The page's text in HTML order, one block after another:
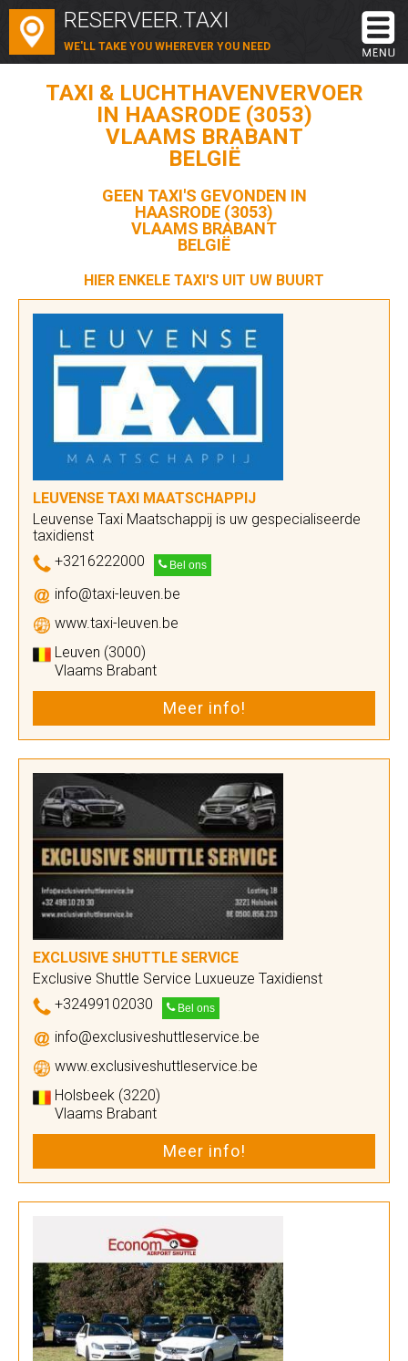
RESERVEER.TAXI
WE'LL TAKE YOU WHEREVER YOU NEED
TAXI & LUCHTHAVENVERVOER
IN HAASRODE (3053)
VLAAMS BRABANT
BELGIË
GEEN TAXI'S GEVONDEN IN
HAASRODE (3053)
VLAAMS BRABANT
BELGIË
HIER ENKELE TAXI'S UIT UW BUURT
LEUVENSE TAXI MAATSCHAPPIJ
Leuvense Taxi Maatschappij is uw gespecialiseerde
taxidienst
+3216222000
Bel ons
info@taxi-leuven.be
www.taxi-leuven.be
Leuven (3000)
Vlaams Brabant
Meer info!
EXCLUSIVE SHUTTLE SERVICE
Exclusive Shuttle Service Luxueuze Taxidienst
+32499102030
Bel ons
info@exclusiveshuttleservice.be
www.exclusiveshuttleservice.be
Holsbeek (3220)
Vlaams Brabant
Meer info!